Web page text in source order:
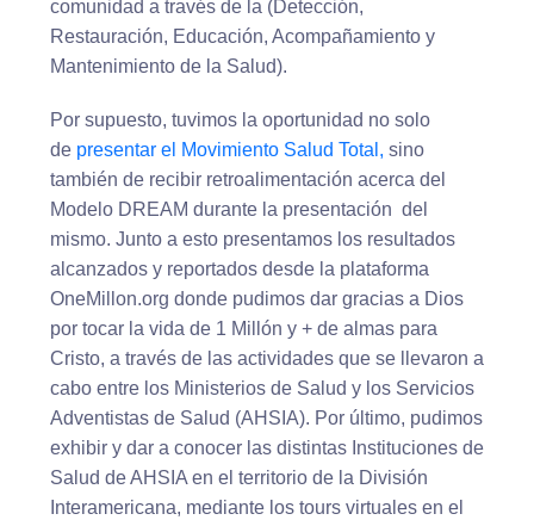
comunidad a través de la (Detección,
Restauración, Educación, Acompañamiento y
Mantenimiento de la Salud).
Por supuesto, tuvimos la oportunidad no solo
de presentar el Movimiento Salud Total, sino
también de recibir retroalimentación acerca del
Modelo DREAM durante la presentación del
mismo. Junto a esto presentamos los resultados
alcanzados y reportados desde la plataforma
OneMillon.org donde pudimos dar gracias a Dios
por tocar la vida de 1 Millón y + de almas para
Cristo, a través de las actividades que se llevaron a
cabo entre los Ministerios de Salud y los Servicios
Adventistas de Salud (AHSIA). Por último, pudimos
exhibir y dar a conocer las distintas Instituciones de
Salud de AHSIA en el territorio de la División
Interamericana, mediante los tours virtuales en el